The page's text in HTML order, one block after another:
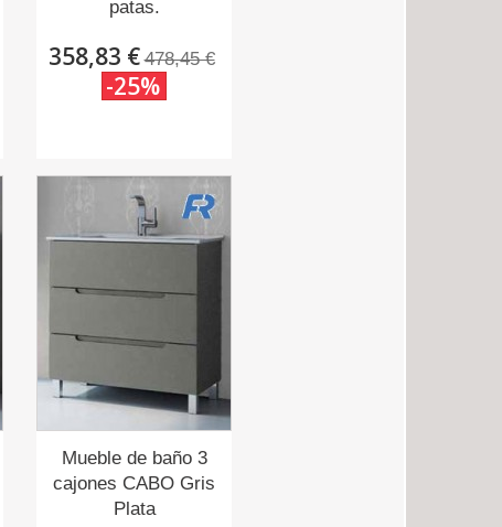
patas.
358,83 € 478,45 €
-25%
Mueble de baño 3
cajones CABO Gris
Plata